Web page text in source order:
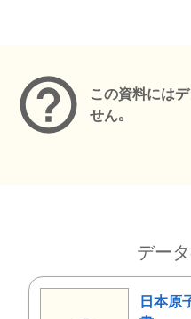
この資料には
せん。
デー
日本原